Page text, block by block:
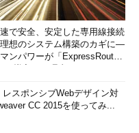
で安全、安定した専用線接続
想のシステム構築のカギに―
ンパワーが「ExpressRout
スポンシブWebデザイン対
CC 2015を使ってみ...